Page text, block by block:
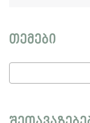
თემები